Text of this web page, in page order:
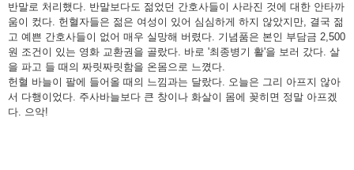
반말로 처리했다. 반말보다도 젊었던 간호사들이 사라진 것에 대한 안타까
움이 컸다. 헌혈자들은 젊은 여성이 있어 심심하게 하지 않았지만, 결국 젊
고 예쁜 간호사들이 없어 매우 실망해 버렸다. 기념품은 본인 부담금 2,500
원 조건이 있는 영화 교환권을 골랐다. 바로 '최종병기 활'을 보러 갔다. 살
을 파고 들 때의 짜릿짜릿함을 온몸으로 느꼈다.
헌혈 바늘이 팔에 들어올 때의 느낌과는 달랐다. 오늘은 그리 아프지 않아
서 다행이었다. 주사바늘보다 큰 창이나 화살이 몸에 꽂히면 정말 아프겠
다. 으악!